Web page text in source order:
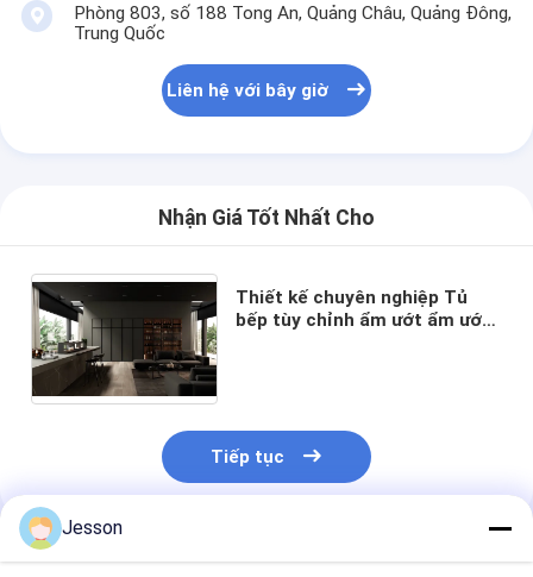
Phòng 803, số 188 Tong An, Quảng Châu, Quảng Đông,
Trung Quốc
Liên hệ với bây giờ
Nhận Giá Tốt Nhất Cho
Thiết kế chuyên nghiệp Tủ
bếp tùy chỉnh ẩm ướt ẩm ướt
Tiếp tục
Sản Phẩm Khuyến Cáo
Jesson